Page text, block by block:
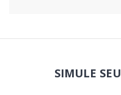
SIMULE SEU